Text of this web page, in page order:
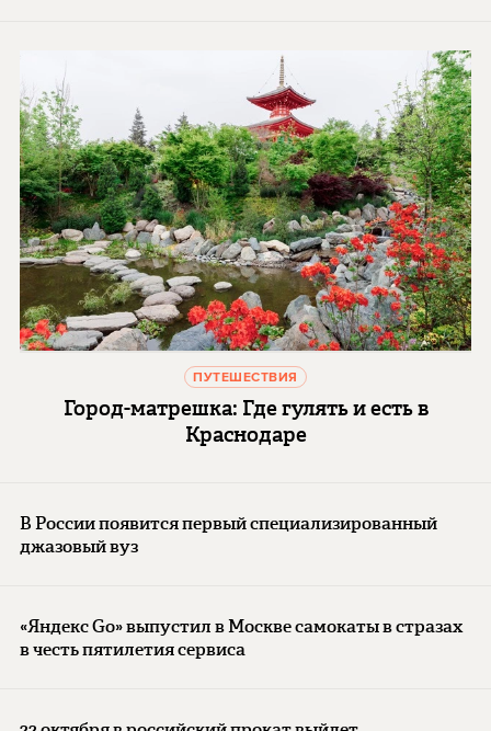
ПУТЕШЕСТВИЯ
Город-матрешка: Где гулять и есть в
Краснодаре
В России появится первый специализированный
джазовый вуз
«Яндекс Go» выпустил в Москве самокаты в стразах
в честь пятилетия сервиса